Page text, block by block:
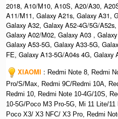
2018, A10/M10, A10S, A20/A30,
A11/M11, Galaxy A21s, Galaxy A31,
Galaxy A32, Galaxy A52-4G/5G/
Galaxy A02/M02, Galaxy A03 ,
Galaxy A53-5G, Galaxy A33-5G,
FE, Galaxy A13-5G/A04s 4G, Galaxy
XIAOMI : Redmi Note 8, Redmi
Pro/S/Max, Redmi 9C/Redmi 10A,
Redmi 10, Redmi Note 10-4G/10S,
10-5G/Poco M3 Pro-5G, Mi 11 Lite/
Poco X3/ X3 NFC/ X3 Pro, Redmi